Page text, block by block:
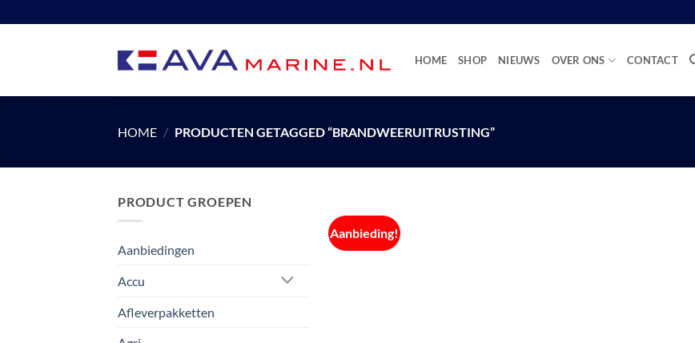
naar
HOME SHOP NIEUWS OVER ONS CONTACT
HOME / PRODUCTEN GETAGGED “BRANDWEERUITRUSTING”
PRODUCT GROEPEN
Aanbiedingen
Accu
Afleverpakketten
Aanbieding!